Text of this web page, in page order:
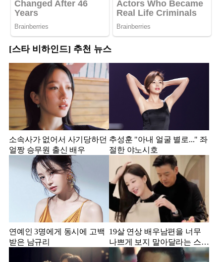
[스타 비하인드] 추천 뉴스
소속사가 없어서 사기당하던
얼짱 승무원 출신 배우
추성훈 "아내 얼굴 별로..." 좌
절한 야노시호
연예인 3명에게 동시에 고백
받은 남규리
19살 연상 배우남편을 너무
나쁘게 보지 말아달라는 스타
강사 아내